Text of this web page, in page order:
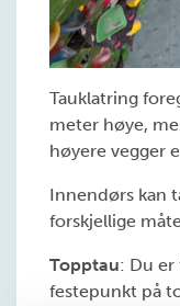
Tauklatring
meter høye,
høyere vegger
Innendørs kan
forskjellige
Topptau: Du
festepunkt på